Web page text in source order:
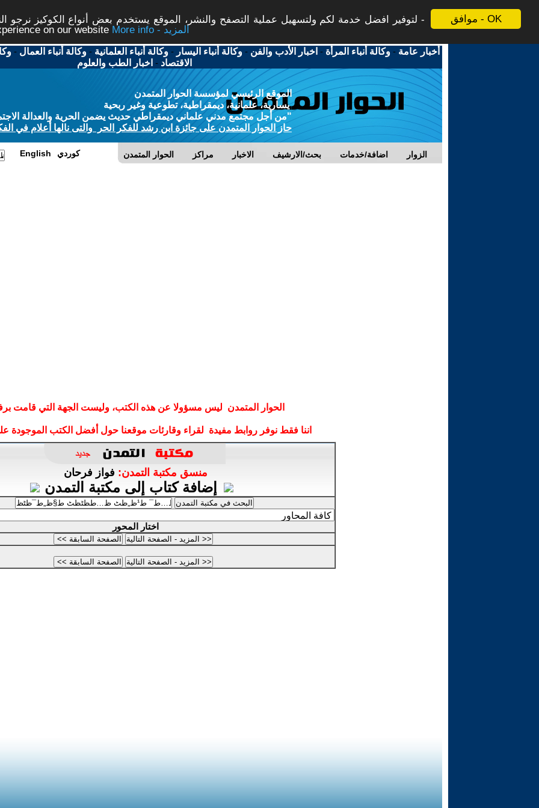
موافق - OK
لتوفير افضل خدمة لكم ولتسهيل عملية التصفح والنشر، الموقع يستخدم بعض أنواع الكوكيز نرجو
on our website
More info - المزيد
أخبار عامة -وكالة أنباء المرأة - اخبار الأدب والفن -وكالة أنباء اليسار -وكالة أنباء العلمانية -وكالة أنباء العمال -
الاقتصاد - اخبار الطب والعلوم
الموقع الرئيسي لمؤسسة الحوار المتمدن
يسارية، علمانية، ديمقراطية، تطوعية وغير ربحية
"من أجل مجتمع مدني علماني ديمقراطي حديث يضمن الحرية والعدالة
حاز الحوار المتمدن على جائزة ابن رشد للفكر الحر والتى نالها أعلام في
الحوار المتمدن مراكز الاخبار بحث/الارشيف اضافة/خدمات الزوار English كوردي
الحوار المتمدن ليس مسؤولا عن هذه الكتب، وليست الجهة التي قامت
اننا فقط نوفر روابط مفيدة لقراء وقارئات موقعنا حول أفضل الكتب الموجودة
منسق مكتبة التمدن: فواز فرحان
اختار المحور